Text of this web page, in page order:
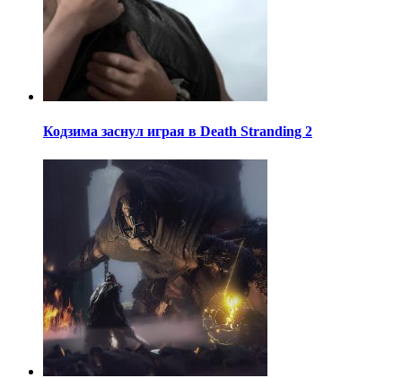
Кодзима заснул играя в Death Stranding 2